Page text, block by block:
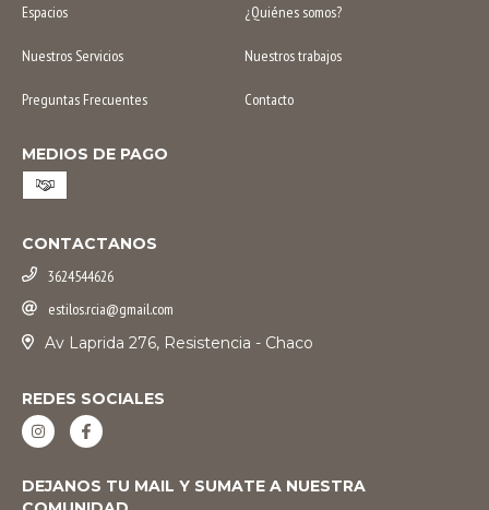
Espacios ¿Quiénes somos?
Nuestros Servicios Nuestros trabajos
Preguntas Frecuentes Contacto
MEDIOS DE PAGO
CONTACTANOS
3624544626
estilos.rcia@gmail.com
Av Laprida 276, Resistencia - Chaco
REDES SOCIALES
DEJANOS TU MAIL Y SUMATE A NUESTRA